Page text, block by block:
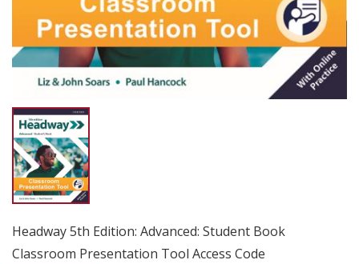
Headway 5th Edition: Advanced: Student Book
Classroom Presentation Tool Access Code